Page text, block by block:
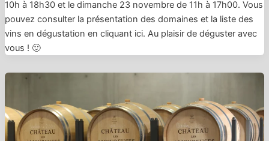
10h à 18h30 et le dimanche 23 novembre de 11h à 17h00. Vous
pouvez consulter la présentation des domaines et la liste des
vins en dégustation en cliquant ici. Au plaisir de déguster avec
vous ! 🙂